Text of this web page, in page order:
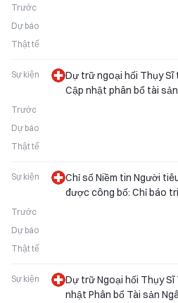
Trước
Dự báo
Thật tế
Sự kiện
Dự trữ ngoại hối Thụy
Cập nhật phân bổ tài
Trước
Dự báo
Thật tế
Sự kiện
Chỉ số Niềm tin Người
được công bố: Chỉ báo
Trước
Dự báo
Thật tế
Sự kiện
Dự trữ Ngoại hối Thụy Sĩ
nhật Phân bổ Tài sản